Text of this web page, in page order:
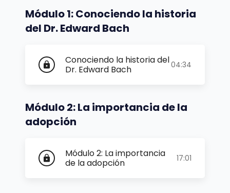
Módulo 1: Conociendo la historia
del Dr. Edward Bach
lock
Conociendo la historia del
Dr. Edward Bach
04:34
Módulo 2: La importancia de la
adopción
lock
Módulo 2: La importancia
de la adopción
17:01